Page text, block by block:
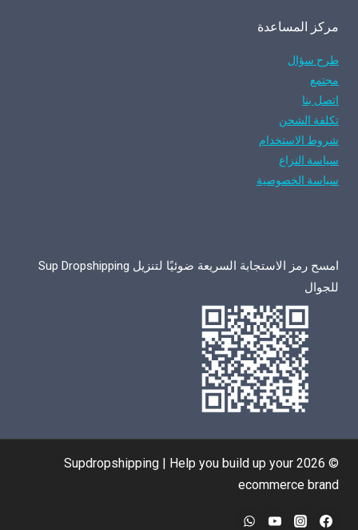
مركز المساعدة
طرح سؤال
مجتمع
اتصل بنا
تكلفة الشحن
شروط الاستخدام
سياسة النزاع
سياسة الخصوصية
امسح رمز الاستجابة السريعة ضوئيًا لتنزيل Sup Dropshipping
للجوال
© 2026 Supdropshipping | Help you build up your
ecommerce brand